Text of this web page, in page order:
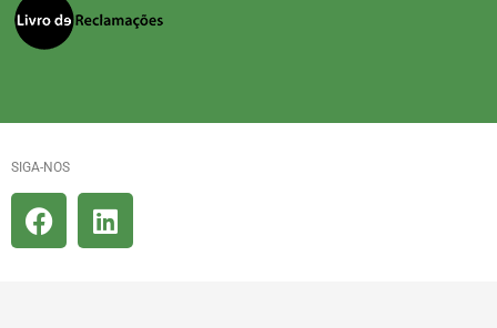
SIGA-NOS